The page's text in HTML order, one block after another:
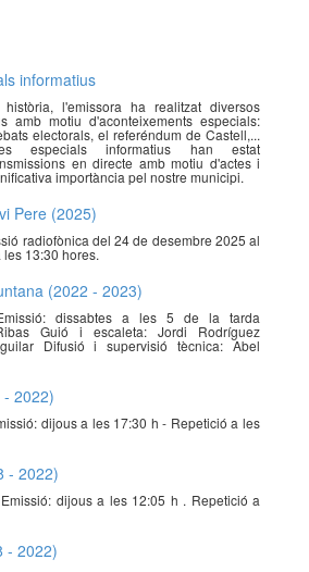
informatius
l'emissora ha realitzat diversos
amb motiu d'aconteixements especials:
electorals, el referéndum de Castell,...
especials informatius han estat
en directe amb motiu d'actes i
importància pel nostre municipi.
Pere (2025)
radiofònica del 24 de desembre 2025 al
13:30 hores.
(2022 - 2023)
dissabtes a les 5 de la tarda
Guió i escaleta: Jordi Rodríguez
Difusió i supervisió tècnica: Abel
2022)
dijous a les 17:30 h - Repetició a les
- 2022)
dijous a les 12:05 h . Repetició a
- 2022)